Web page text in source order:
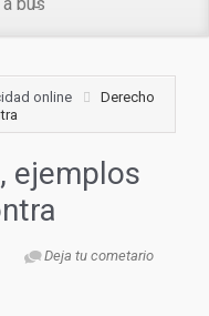
online
Derecho
ejemplos
Deja tu cometario